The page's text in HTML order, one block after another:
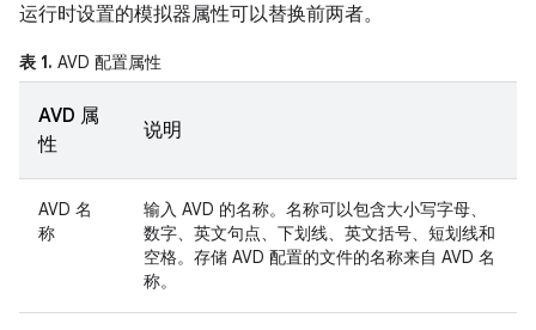
运行时设置的模拟器属性可以替换前两者。
表 1. AVD 配置属性
AVD 属
性
说明
AVD 名
称
输入 AVD 的名称。名称可以包含大小写字母、
数字、英文句点、下划线、英文括号、短划线和
空格。存储 AVD 配置的文件的名称来自 AVD 名
称。